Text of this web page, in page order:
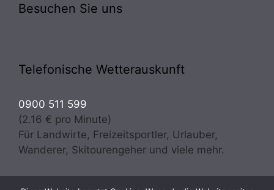
Besuchen Sie uns
Telefonische Wetterauskunft
0900 511 599
(2.16 € pro Minute)
Für Landwirte, Freizeitsportler, Urlauber,
Wanderer, Skitourengeher und viele mehr.